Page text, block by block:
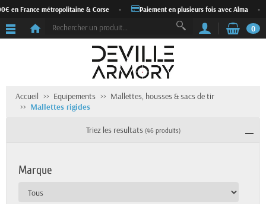
métropolitaine & Corse • Paiement en plusieurs fois avec Alma •
0
Accueil Equipements
Mallettes, housses & sacs de tir
Mallettes rigides
Triez les resultats (46 produits)
Marque